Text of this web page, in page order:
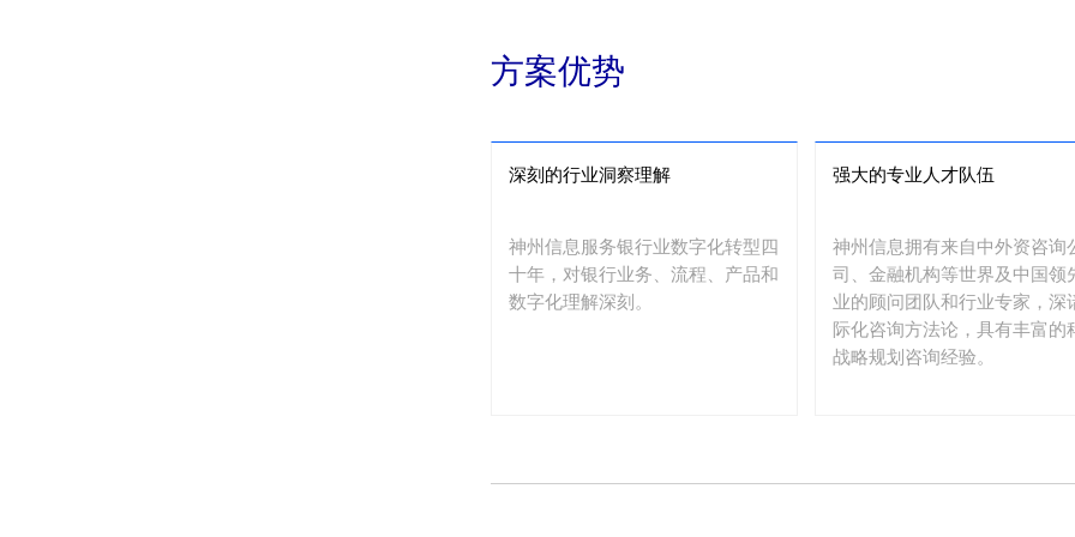
划：根据信息科技战略定位，
行优化设计。对科技需要重点
的项目进行深度研究探讨，对
项目提供专题咨询服务，形成
专题方案。
方案优势
深刻的行业洞察理解
神州信息服务银行业数字化转型四
十年，对银行业务、流程、产品和
数字化理解深刻。
强大的专业人才队伍
神州信息拥有来自中外资咨询
司、金融机构等世界及中国领
业的顾问团队和行业专家，深
际化咨询方法论，具有丰富的
战略规划咨询经验。